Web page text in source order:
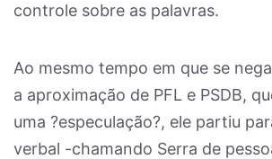
controle sobre as palavras.
Ao mesmo tempo em que se
a aproximação de PFL e PSDB,
uma ?especulação?, ele partiu
verbal -chamando Serra de